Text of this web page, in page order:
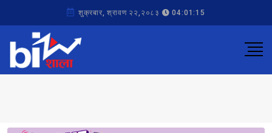
शुक्रबार, श्रावण २२,२०८३ 04:01:15